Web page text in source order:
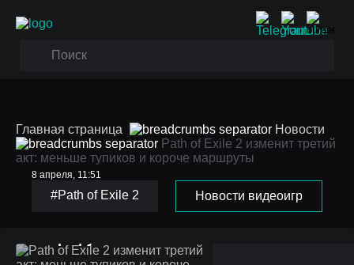
Главная страница
Новости
Path of Exile 2 изменит третий
акт: меньше тупиков и короче маршруты
8 апреля, 11:51
#Path of Exile 2 Новости видеоигр
Path of Exile 2 изменит